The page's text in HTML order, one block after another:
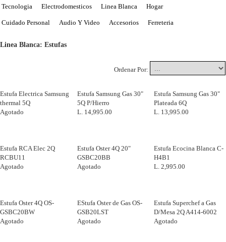
Tecnologia Electrodomesticos Linea Blanca Hogar
Cuidado Personal Audio Y Video Accesorios Ferreteria
Linea Blanca: Estufas
Ordenar Por:
Estufa Electrica Samsung
thermal 5Q
Agotado
Estufa Samsung Gas 30"
5Q P/Hierro
L. 14,995.00
Estufa Samsung Gas 30"
Plateada 6Q
L. 13,995.00
Estufa RCA Elec 2Q
RCBU11
Agotado
Estufa Oster 4Q 20"
GSBC20BB
Agotado
Estufa Ecocina Blanca C-
H4B1
L. 2,995.00
Estufa Oster 4Q OS-
GSBC20BW
Agotado
EStufa Oster de Gas OS-
GSB20LST
Agotado
Estufa Superchef a Gas
D/Mesa 2Q A414-6002
Agotado